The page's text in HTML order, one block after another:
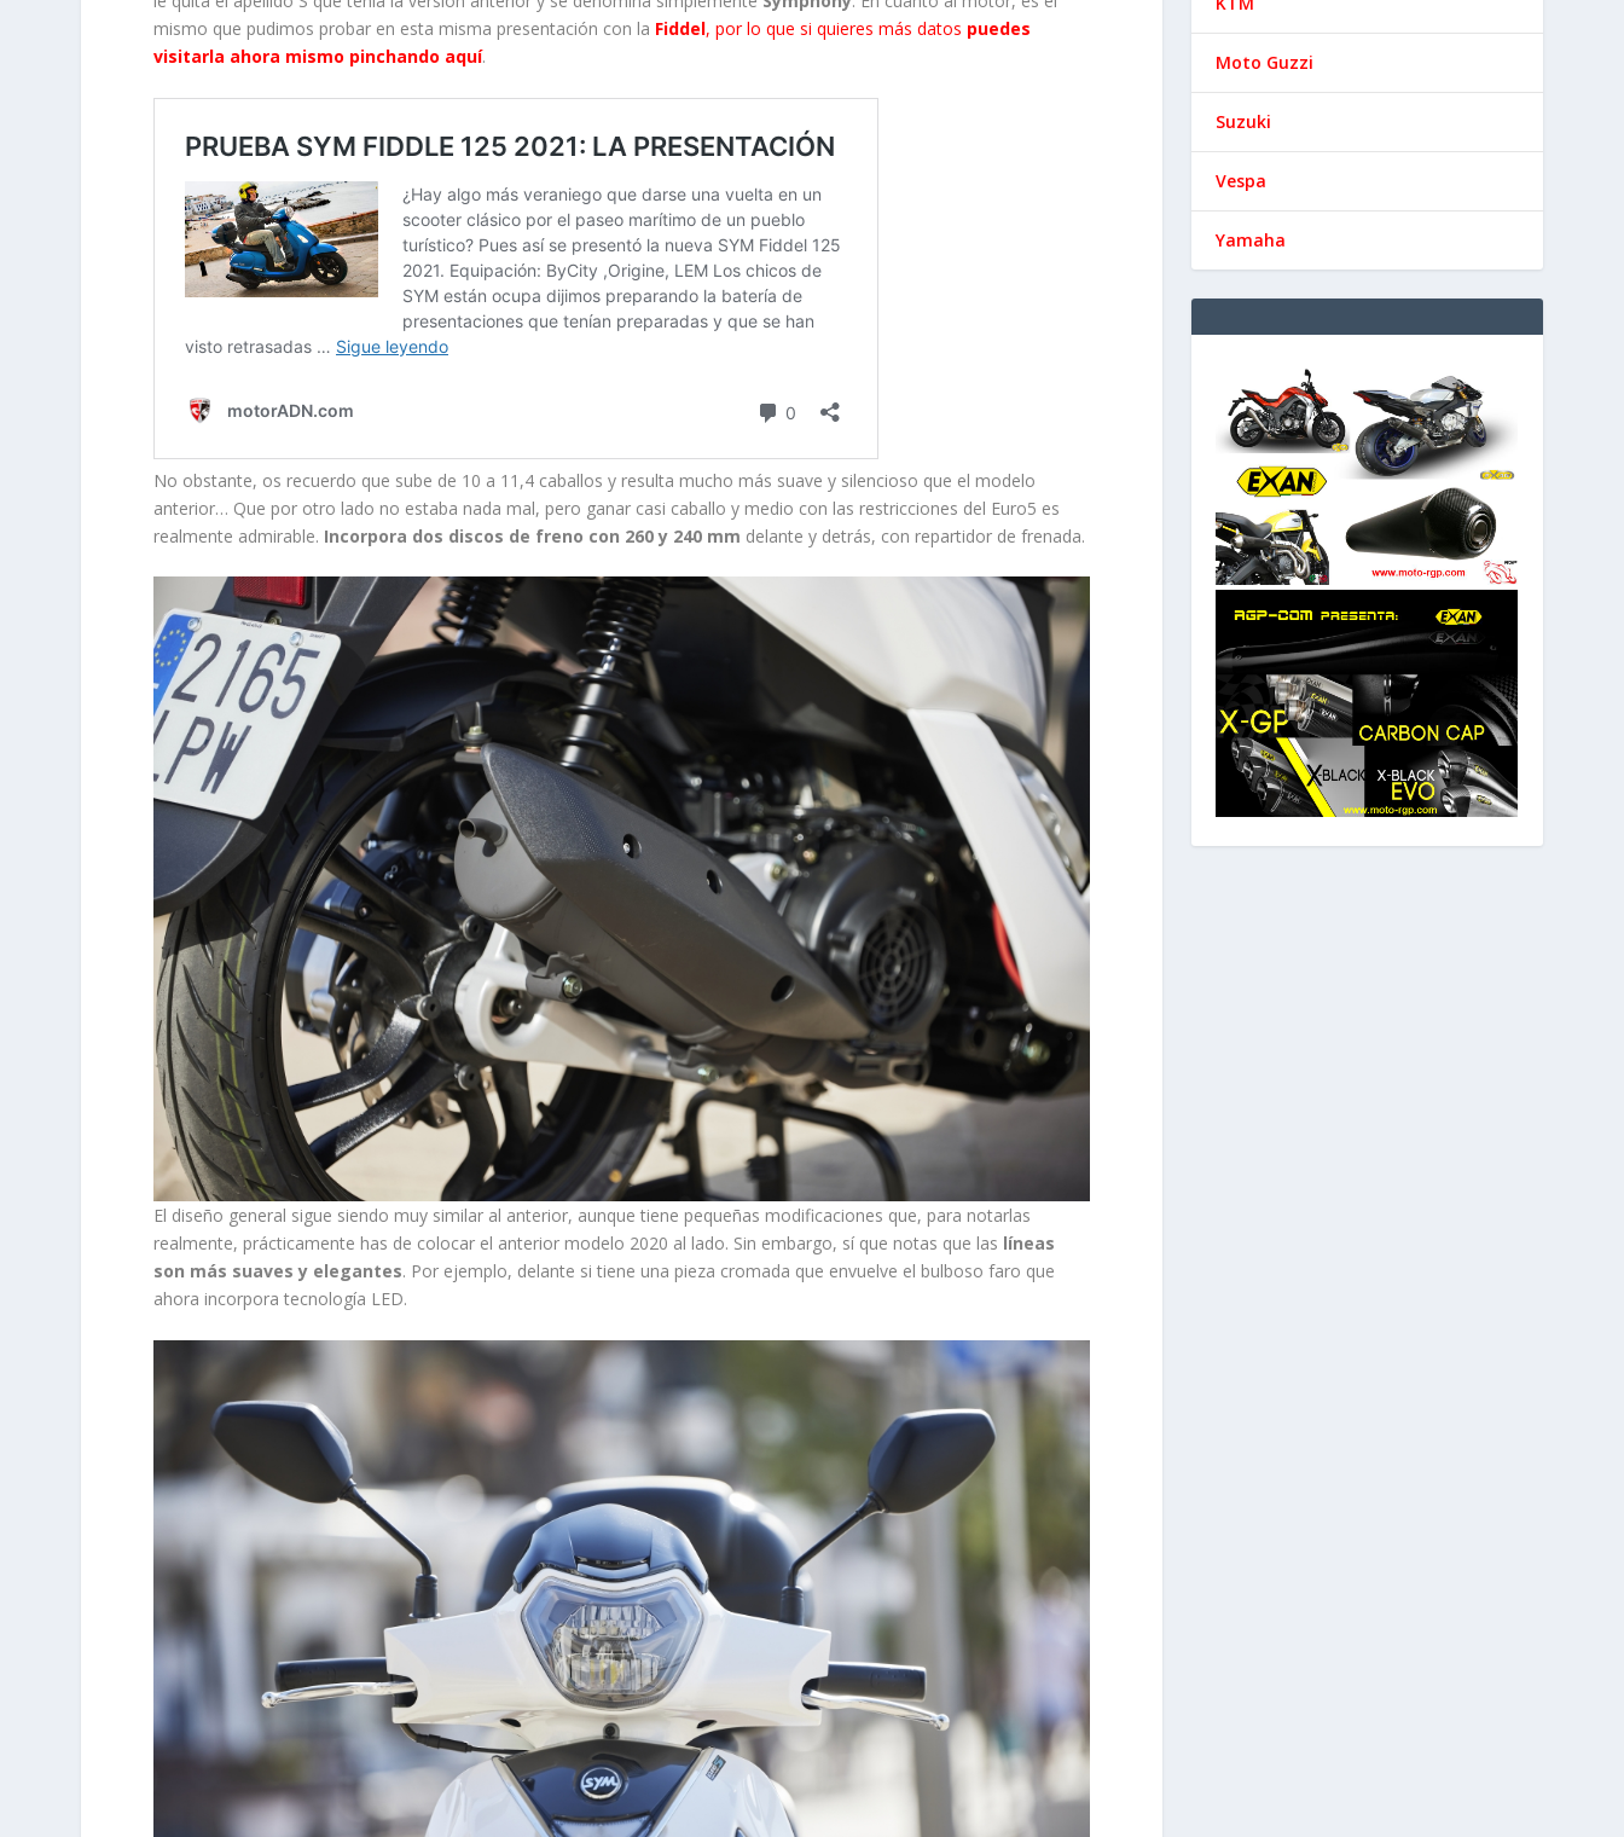
mismo que pudimos probar en esta misma presentación con la Fiddel, por lo que si quieres más datos puedes
visitarla ahora mismo pinchando aquí.
No obstante, os recuerdo que sube de 10 a 11,4 caballos y resulta mucho más suave y silencioso que el modelo
anterior… Que por otro lado no estaba nada mal, pero ganar casi caballo y medio con las restricciones del Euro5 es
realmente admirable. Incorpora dos discos de freno con 260 y 240 mm delante y detrás, con repartidor de frenada.
El diseño general sigue siendo muy similar al anterior, aunque tiene pequeñas modificaciones que, para notarlas
realmente, prácticamente has de colocar el anterior modelo 2020 al lado. Sin embargo, sí que notas que las líneas
son más suaves y elegantes. Por ejemplo, delante si tiene una pieza cromada que envuelve el bulboso faro que
ahora incorpora tecnología LED.
Moto Guzzi
Suzuki
Vespa
Yamaha